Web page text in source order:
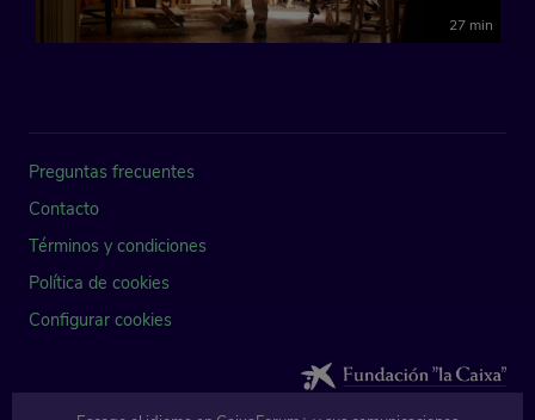
27 min
Preguntas frecuentes
Contacto
Términos y condiciones
Política de cookies
Configurar cookies